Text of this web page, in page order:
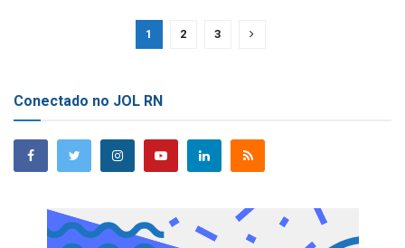
1 2 3
Conectado no JOL RN